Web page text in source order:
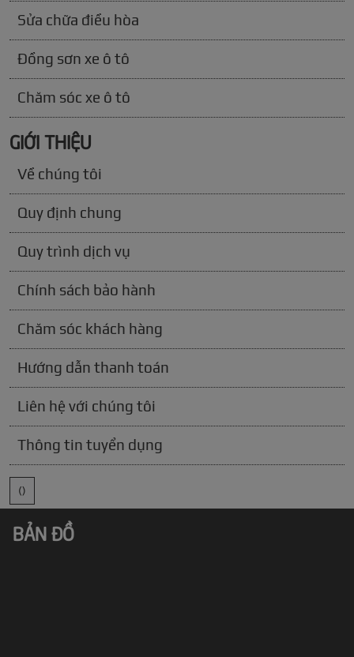
Sửa chữa điều hòa
Đồng sơn xe ô tô
Chăm sóc xe ô tô
GIỚI THIỆU
Về chúng tôi
Quy định chung
Quy trình dịch vụ
Chính sách bảo hành
Chăm sóc khách hàng
Hướng dẫn thanh toán
Liên hệ với chúng tôi
Thông tin tuyển dụng
()
BẢN ĐỒ